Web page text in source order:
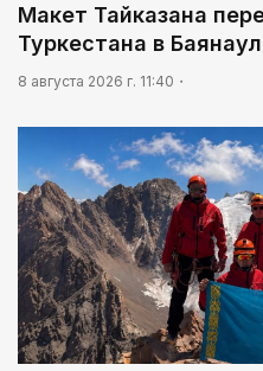
Мой Абай
Макет Тайказана
Туркестана в Баянаул
8 августа 2026 г. 11:40